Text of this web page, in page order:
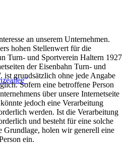
an unserem Unternehmen.
hohen Stellenwert für die
Turn- und Sportverein Haltern 1927
der Eisenbahn Turn- und
ist grundsätzlich ohne jede Angabe
Sofern eine betroffene Person
über unsere Internetseite
jedoch eine Verarbeitung
werden. Ist die Verarbeitung
und besteht für eine solche
Grundlage, holen wir generell eine
ein.